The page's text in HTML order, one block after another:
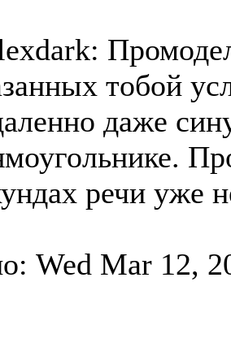
тобой
даже
речи уже
Wed Mar 12,